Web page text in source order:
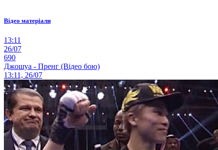
Відео матеріали
13:11
26/07
690
Джошуа - Пренг (Відео бою)
13:11, 26/07